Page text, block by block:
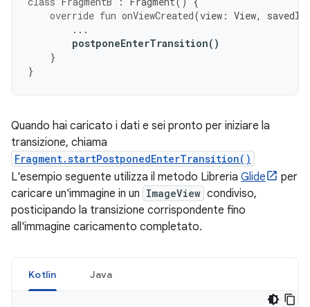
override fun onViewCreated(view : View,
...
postponeEnterTransition()
}
}
Quando hai caricato i dati e sei pronto per iniziare la
transizione, chiama
Fragment.startPostponedEnterTransition()
L'esempio seguente utilizza il metodo Libreria Glide
per
caricare un'immagine in un ImageView condiviso,
posticipando la transizione corrispondente fino
all'immagine caricamento completato.
Kotlin Java